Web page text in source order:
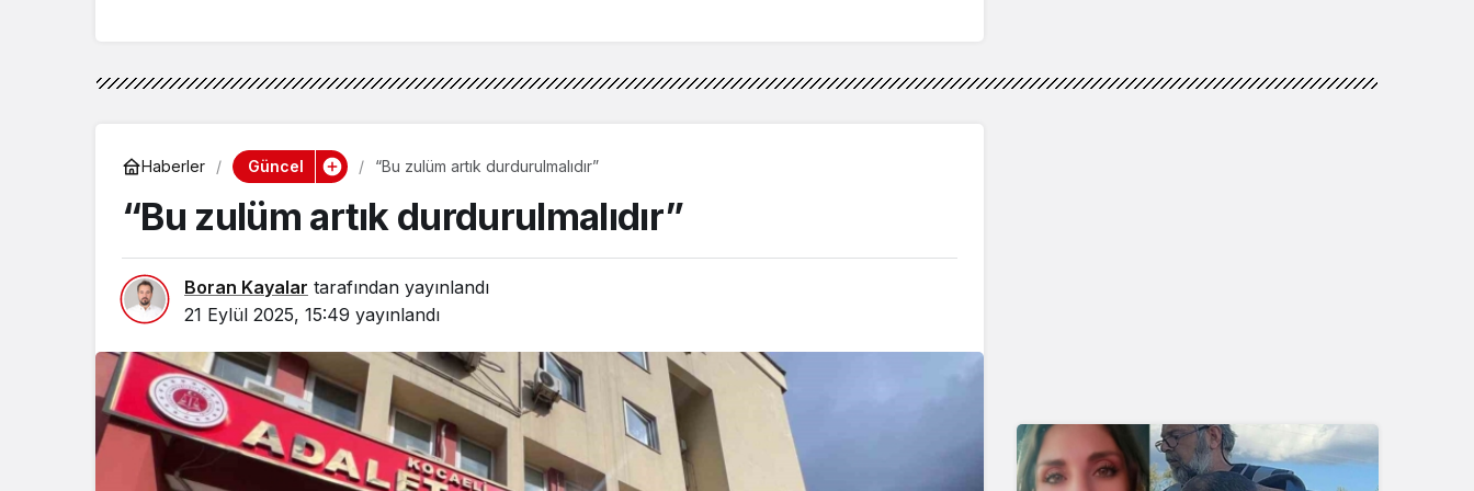
Haberler Güncel “Bu zulüm artık durdurulmalıdır”
“Bu zulüm artık durdurulmalıdır”
Boran Kayalar tarafından yayınlandı
21 Eylül 2025, 15:49 yayınlandı